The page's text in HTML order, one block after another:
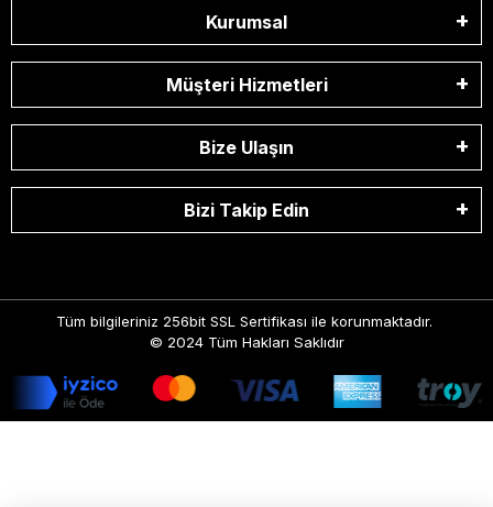
Kurumsal
Müşteri Hizmetleri
Bize Ulaşın
Bizi Takip Edin
Tüm bilgileriniz 256bit SSL Sertifikası ile korunmaktadır.
© 2024 Tüm Hakları Saklıdır